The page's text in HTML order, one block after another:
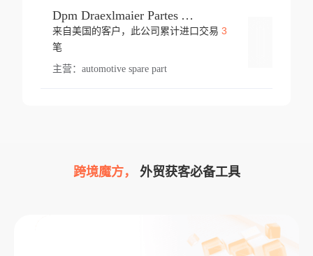
Dpm Draexlmaier Partes Automotrices Corr Ind Huejotzingo
来自美国的客户，此公司累计进口交易 3
笔
主营： automotive spare part
跨境魔方， 外贸获客必备工具